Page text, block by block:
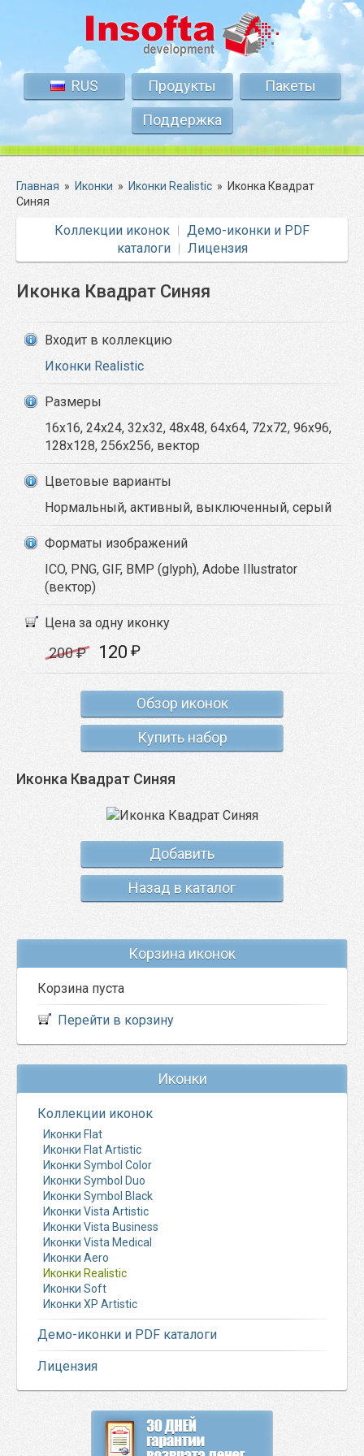
RUS Продукты
Пакеты
Поддержка
Главная » Иконки » Иконки Realistic » Иконка Квадрат
Синяя
Коллекции иконок
Демо-иконки и PDF
каталоги
Лицензия
Иконка Квадрат Синяя
Входит в коллекцию
Иконки Realistic
Размеры
16x16, 24x24, 32x32, 48x48, 64x64, 72x72, 96x96,
128x128, 256x256, вектор
Цветовые варианты
Нормальный, активный, выключенный, серый
Форматы изображений
ICO, PNG, GIF, BMP (glyph), Adobe Illustrator
(вектор)
Цена за одну иконку
200₽ 120 ₽
Обзор иконок
Купить набор
Иконка Квадрат Синяя
Добавить
Назад в каталог
Корзина иконок
Корзина пуста
Перейти в корзину
Иконки
Коллекции иконок
Иконки Flat
Иконки Flat Artistic
Иконки Symbol Color
Иконки Symbol Duo
Иконки Symbol Black
Иконки Vista Artistic
Иконки Vista Business
Иконки Vista Medical
Иконки Aero
Иконки Realistic
Иконки Soft
Иконки XP Artistic
Демо-иконки и PDF каталоги
Лицензия